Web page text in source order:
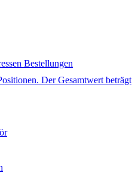
Bestellungen
Der Gesamtwert beträgt